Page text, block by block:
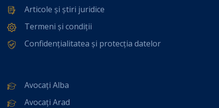
Articole și știri juridice
Termeni și condiții
Confidențialitatea și protecția datelor
Avocați Alba
Avocați Arad